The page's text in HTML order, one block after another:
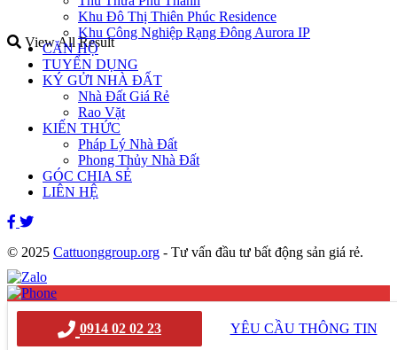
View All Result
0914 02 02 23 YÊU CẦU THÔNG TIN
Khu Đô Thị Thiên Phúc Residence
Khu Công Nghiệp Rạng Đông Aurora IP
CĂN HỘ
TUYỂN DỤNG
KÝ GỬI NHÀ ĐẤT
Nhà Đất Giá Rẻ
Rao Vặt
KIẾN THỨC
Pháp Lý Nhà Đất
Phong Thủy Nhà Đất
GÓC CHIA SẺ
LIÊN HỆ
© 2025 Cattuonggroup.org - Tư vấn đầu tư bất động sản giá rẻ.
0914020223